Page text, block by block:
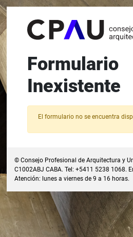
Formulario
Inexistente
El formulario no se encuentra
© Consejo Profesional de Arquitectura y
C1002ABJ CABA. Tel: +5411 5238 1068.
Atención: lunes a viernes de 9 a 16 horas.